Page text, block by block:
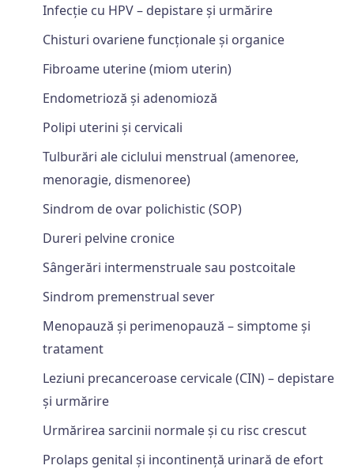
Infecție cu HPV – depistare și urmărire
Chisturi ovariene funcționale și organice
Fibroame uterine (miom uterin)
Endometrioză și adenomioză
Polipi uterini și cervicali
Tulburări ale ciclului menstrual (amenoree,
menoragie, dismenoree)
Sindrom de ovar polichistic (SOP)
Dureri pelvine cronice
Sângerări intermenstruale sau postcoitale
Sindrom premenstrual sever
Menopauză și perimenopauză – simptome și
tratament
Leziuni precanceroase cervicale (CIN) – depistare
și urmărire
Urmărirea sarcinii normale și cu risc crescut
Prolaps genital și incontinență urinară de efort